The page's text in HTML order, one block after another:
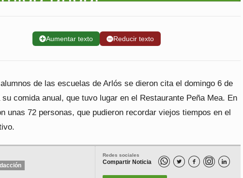
➕Aumentar texto ➖Reducir texto
de las escuelas de Arlós se dieron cita el domingo 6 de
comida anual, que tuvo lugar en el Restaurante Peña Mea. En
unas 72 personas, que pudieron recordar viejos tiempos en el
Redes sociales
Compartir Noticia   